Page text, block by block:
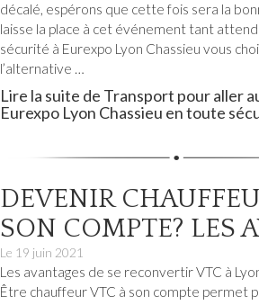
décalé, espérons que cette fois sera la
laisse la place à cet événement tant
sécurité à Eurexpo Lyon Chassieu vous
l’alternative …
Lire la suite de Transport pour aller
Eurexpo Lyon Chassieu en toute
DEVENIR
SON COMPTE? LES
Le 19 juin 2021
Les avantages de se reconvertir VTC à
Être chauffeur VTC à son compte permet